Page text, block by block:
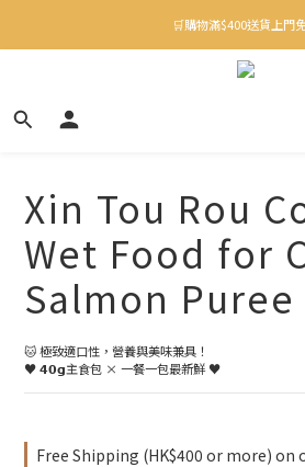
✨下載Three Little Meow App 即
🛒購物滿$400送貨上門
✨下載Three Little Meow App 即
Xin Tou Rou
Wet Food for
Salmon Puree
🐱 極致適口性，營養與美味兼具！
♥︎ 𝟰𝟬𝗴主食包 × 一餐一包最新鮮 ♥︎
Free Shipping (HK$400 or more) on